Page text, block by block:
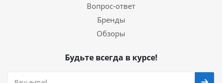
Вопрос-ответ
Бренды
Обзоры
Будьте всегда в курсе!